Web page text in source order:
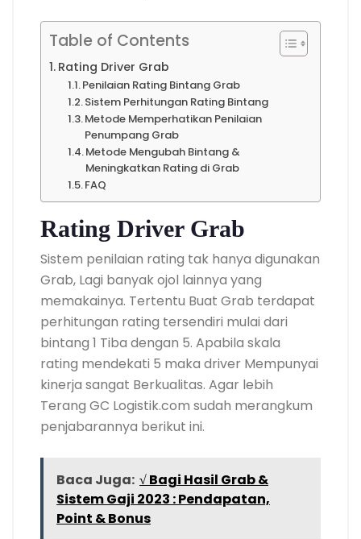
Table of Contents
Rating Driver Grab
Penilaian Rating Bintang Grab
Sistem Perhitungan Rating Bintang
Metode Memperhatikan Penilaian
Penumpang Grab
Metode Mengubah Bintang &
Meningkatkan Rating di Grab
FAQ
Rating Driver Grab
Sistem penilaian rating tak hanya digunakan
Grab, Lagi banyak ojol lainnya yang
memakainya. Tertentu Buat Grab terdapat
perhitungan rating tersendiri mulai dari
bintang 1 Tiba dengan 5. Apabila skala
rating mendekati 5 maka driver Mempunyai
kinerja sangat Berkualitas. Agar lebih
Terang GC Logistik.com sudah merangkum
penjabarannya berikut ini.
Baca Juga: √ Bagi Hasil Grab &
Sistem Gaji 2023 : Pendapatan,
Point & Bonus